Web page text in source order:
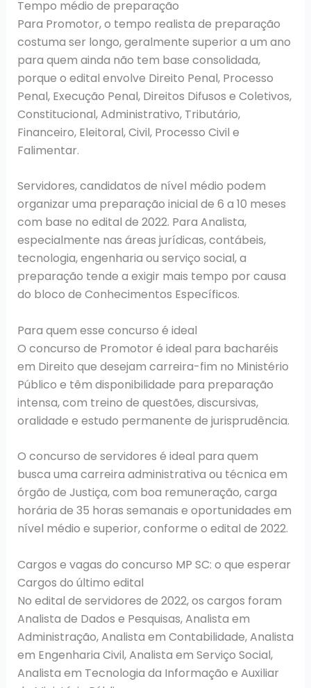
Tempo médio de preparação
Para Promotor, o tempo realista de preparação
costuma ser longo, geralmente superior a um ano
para quem ainda não tem base consolidada,
porque o edital envolve Direito Penal, Processo
Penal, Execução Penal, Direitos Difusos e Coletivos,
Constitucional, Administrativo, Tributário,
Financeiro, Eleitoral, Civil, Processo Civil e
Falimentar.
Servidores, candidatos de nível médio podem
organizar uma preparação inicial de 6 a 10 meses
com base no edital de 2022. Para Analista,
especialmente nas áreas jurídicas, contábeis,
tecnologia, engenharia ou serviço social, a
preparação tende a exigir mais tempo por causa
do bloco de Conhecimentos Específicos.
Para quem esse concurso é ideal
O concurso de Promotor é ideal para bacharéis
em Direito que desejam carreira-fim no Ministério
Público e têm disponibilidade para preparação
intensa, com treino de questões, discursivas,
oralidade e estudo permanente de jurisprudência.
O concurso de servidores é ideal para quem
busca uma carreira administrativa ou técnica em
órgão de Justiça, com boa remuneração, carga
horária de 35 horas semanais e oportunidades em
nível médio e superior, conforme o edital de 2022.
Cargos e vagas do concurso MP SC: o que esperar
Cargos do último edital
No edital de servidores de 2022, os cargos foram
Analista de Dados e Pesquisas, Analista em
Administração, Analista em Contabilidade, Analista
em Engenharia Civil, Analista em Serviço Social,
Analista em Tecnologia da Informação e Auxiliar